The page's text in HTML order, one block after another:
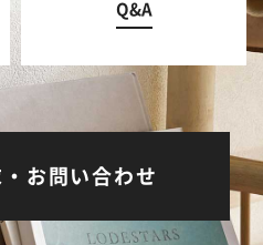
Q&A
お問い合わせ